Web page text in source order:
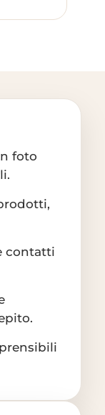
foto
contatti